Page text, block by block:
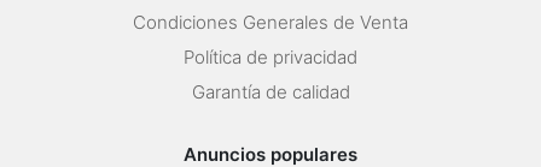
Condiciones Generales de Venta
Política de privacidad
Garantía de calidad
Anuncios populares